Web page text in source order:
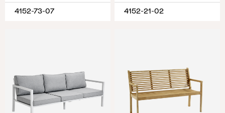
4152-73-07 4152-21-02